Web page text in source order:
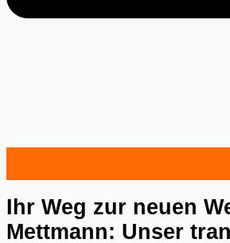
Ihr Weg zur neuen
Mettmann: Unser